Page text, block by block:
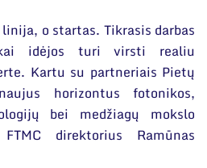
linija, o startas. Tikrasis darbas
idėjos turi virsti realiu
Kartu su partneriais Pietų
horizontus fotonikos,
bei medžiagų mokslo
direktorius Ramūnas